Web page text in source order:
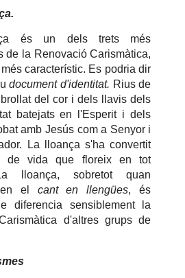
és un dels trets més
de la Renovació Carismàtica,
característic. Es podria dir
document d'identitat. Rius de
brollat del cor i dels llavis dels
batejats en l'Esperit i dels
amb Jesús com a Senyor i
La lloança s'ha convertit
de vida que floreix en tot
lloança, sobretot quan
en el cant en llengües, és
diferencia sensiblement la
d'altres grups de